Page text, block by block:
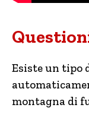
Esiste un tipo
montagna di